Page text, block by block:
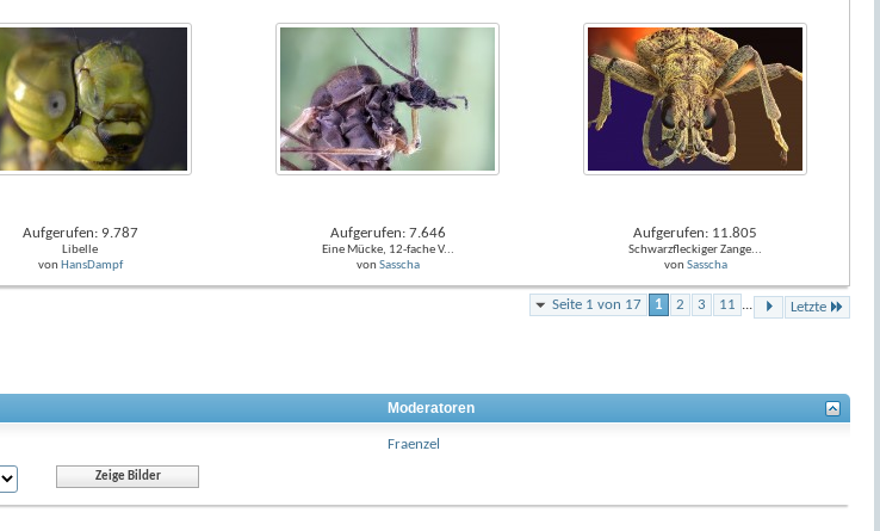
Aufgerufen: 9.787
Libelle
von HansDampf
Aufgerufen: 7.646
Eine Mücke, 12-fache V...
von Sasscha
Aufgerufen: 11.805
Schwarzfleckiger Zange...
von Sasscha
Seite 1 von 17 1 2 3 11 ... Letzte
Moderatoren
Fraenzel